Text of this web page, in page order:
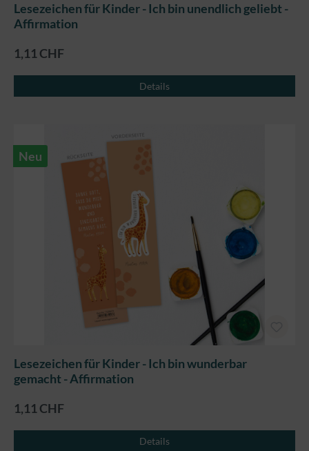
Lesezeichen für Kinder - Ich bin unendlich geliebt -
Affirmation
1,11 CHF
Details
Neu
Lesezeichen für Kinder - Ich bin wunderbar
gemacht - Affirmation
1,11 CHF
Details